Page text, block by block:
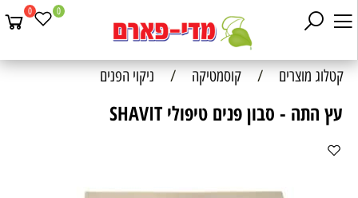
0 0
קטלוג מוצרים / קוסמטיקה / ניקוי הפנים
עץ התה - סבון פנים טיפולי SHAVIT